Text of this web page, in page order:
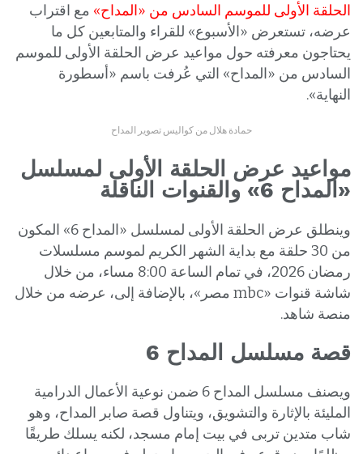
الحلقة الأولى للموسم السادس من «المداح» مع اقتراب
عرضه، تستعرض «الأسبوع» للقراء والمتابعين كل ما
يحتاجون معرفته حول مواعيد عرض الحلقة الأولى للموسم
السادس من «المداح» التي عُرفت باسم «أسطورة
النهاية».
حمادة هلال من كواليس تصوير المداح
مواعيد عرض الحلقة الأولى لمسلسل
«المداح 6» والقنوات الناقلة
وينطلق عرض الحلقة الأولى لمسلسل «المداح 6» المكون
من 30 حلقة مع بداية الشهر الكريم لموسم مسلسلات
رمضان 2026، في تمام الساعة 8:00 مساء، من خلال
شاشة قنوات «mbc مصر»، بالإضافة إلى، عرضه من خلال
منصة شاهد.
قصة مسلسل المداح 6
ويصنف مسلسل المداح 6 ضمن نوعية الأعمال الدرامية
المليئة بالإثارة والتشويق، ويتناول قصة صابر المداح، وهو
شاب متدين تربى في بيت إمام مسجد، لكنه يسلك طريقًا